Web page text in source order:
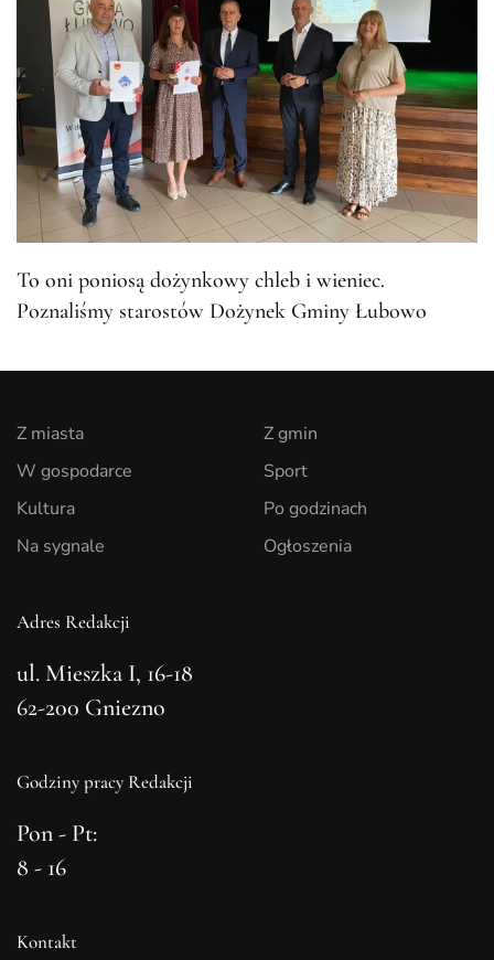
To oni poniosą dożynkowy chleb i wieniec.
Poznaliśmy starostów Dożynek Gminy Łubowo
Z miasta
W gospodarce
Kultura
Na sygnale
Z gmin
Sport
Po godzinach
Ogłoszenia
Adres Redakcji
ul. Mieszka I, 16-18
62-200 Gniezno
Godziny pracy Redakcji
Pon - Pt:
8 - 16
Kontakt